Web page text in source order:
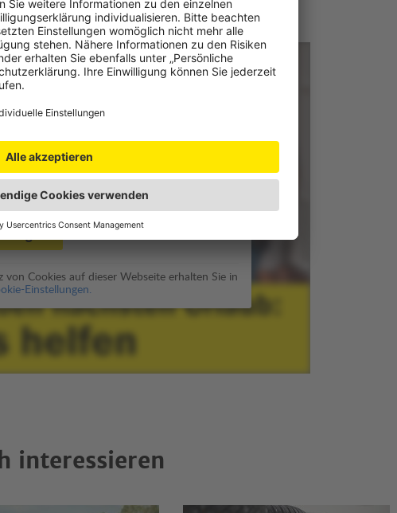
Ihre Einwilligung.
HTML5 Video Player Lösung namensJW
von JW Player).
Cookies auf dieser Webseite erhalten Sie in
Einstellungen.
interessieren